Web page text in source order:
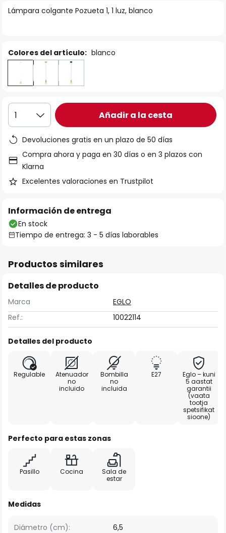
laLámpara colgante Pozueta 1, 1 luz, blanco
Colores del artículo: blanco
1 Añadir a la cesta
Devoluciones gratis en un plazo de 50 días
Compra ahora y paga en 30 días o en 3 plazos con
Klarna
Excelentes valoraciones en Trustpilot
Información de entrega
En stock
Tiempo de entrega: 3 - 5 días laborables
Productos similares
Detalles de producto
Marca
EGLO
Ref.:
10022114
Detalles del producto
Regulable
Atenuador
no
incluido
Bombilla
no
incluida
E27
Eglo – kuni
5 aastat
garantii
(vaata
tootja
spetsifikat
sioone)
Perfecto para estas zonas
Pasillo Cocina
Sala de
estar
Medidas
Diámetro (cm): 6,5